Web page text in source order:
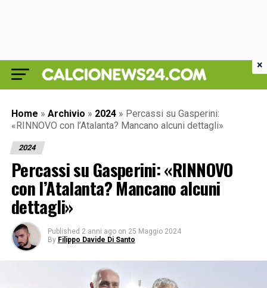
Home » Archivio » 2024 » Percassi su Gasperini:
«RINNOVO con l’Atalanta? Mancano alcuni dettagli»
2024
Percassi su Gasperini: «RINNOVO
con l’Atalanta? Mancano alcuni
dettagli»
Published 2 anni ago on 25 Maggio 2024
By Filippo Davide Di Santo
×